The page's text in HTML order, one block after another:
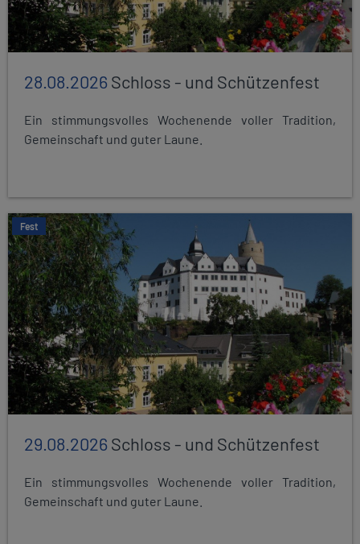
28.08.2026Schloss - und Schützenfest
Ein stimmungsvolles Wochenende voller Tradition,
Gemeinschaft und guter Laune.
Fest
29.08.2026Schloss - und Schützenfest
Ein stimmungsvolles Wochenende voller Tradition,
Gemeinschaft und guter Laune.